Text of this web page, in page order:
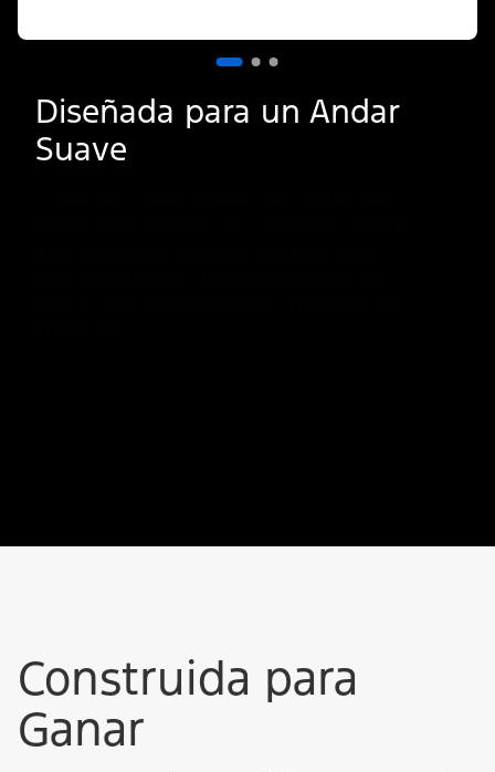
Diseñada para un Andar
Suave
Construida para
Ganar